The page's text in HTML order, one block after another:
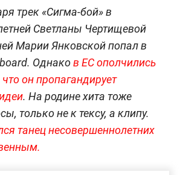
трек «Сигма-бой» в
Светланы Чертищевой
Марии Янковской попал в
Однаков ЕС ополчились
он пропагандирует
. На родине хита тоже
только не к тексу, а клипу.
танец несовершеннолетних